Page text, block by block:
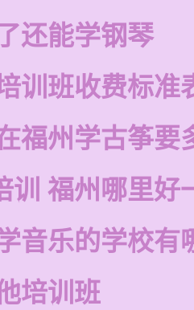
还能学钢琴
训班收费标准
福州学古筝要
训 福州哪里好
音乐的学校有
培训班